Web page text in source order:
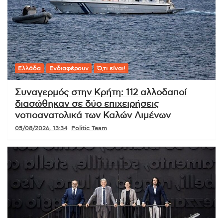
Ελλάδα Ενδιαφέρουν Ό,τι είναι!
Συναγερμός στην Κρήτη: 112 αλλοδαποί
διασώθηκαν σε δύο επιχειρήσεις
νοτιοανατολικά των Καλών Λιμένων
05/08/2026, 13:34 Politic Team